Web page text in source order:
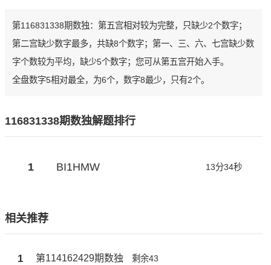
第116831338期数独：第五宫相对较为完整，只缺少2个数字；
第二宫缺少数字最多，共缺8个数字；第一、三、六、七宫缺少数
字个数较为平均，缺少5个数字；您可从第五宫开始入手。
全盘数字5相对最全，为6个，数字8最少，只有2个。
116831338期数独解题排行
1 BI1HMW 13分34秒
相关推荐
1 第114162429期数独 剩余43